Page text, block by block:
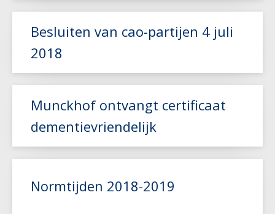
Lees meer
Besluiten van cao-partijen 4 juli
2018
Munckhof ontvangt certificaat
dementievriendelijk
Normtijden 2018-2019